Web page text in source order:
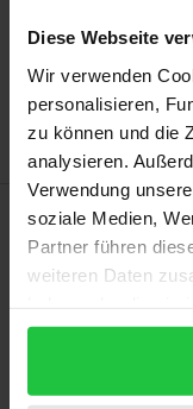
Diese Webseite
Wir verwenden
personalisieren,
zu können und die
analysieren.
Verwendung
soziale Medien,
Partner führen
weiteren Daten
gesammelt haben.
Zur
Hinweise zu
Beschreibung
Durch die
und Habitus-
einen Beitrag